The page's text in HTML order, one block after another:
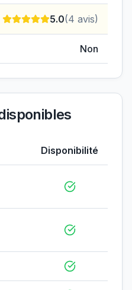
5.0(4 avis)
Non
Disponibilité